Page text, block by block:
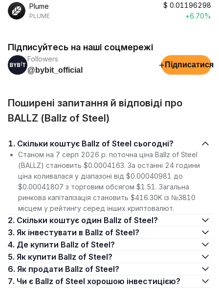
Plume
PLUME
$ 0.01196298
+6.70%
Підписуйтесь на наші соцмережі
Followers
@bybit_official
+ Підписатися
Поширені запитання й відповіді про
BALLZ (Ballz of Steel)
1. Скільки коштує Ballz of Steel сьогодні?
Станом на 7 серп 2026 р. поточна ціна Ballz of Steel
(BALLZ) становить $0.0004163. За останні 24 години
ціна коливалася у діапазоні від $0.00040981 до
$0.00041807 з торговим обсягом $1.51. Загальна
ринкова капіталізація становить $416.30K із №3810
місцем у рейтингу серед інших криптовалют.
2. Скільки коштує один Ballz of Steel?
3. Як інвестувати в Ballz of Steel?
4. Де купити Ballz of Steel?
5. Як купити Ballz of Steel?
6. Як продати Ballz of Steel?
7. Чи є Ballz of Steel хорошою інвестицією?